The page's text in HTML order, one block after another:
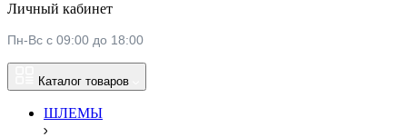
Личный кабинет
Пн-Вс с 09:00 до 18:00
Каталог товаров
ШЛЕМЫ